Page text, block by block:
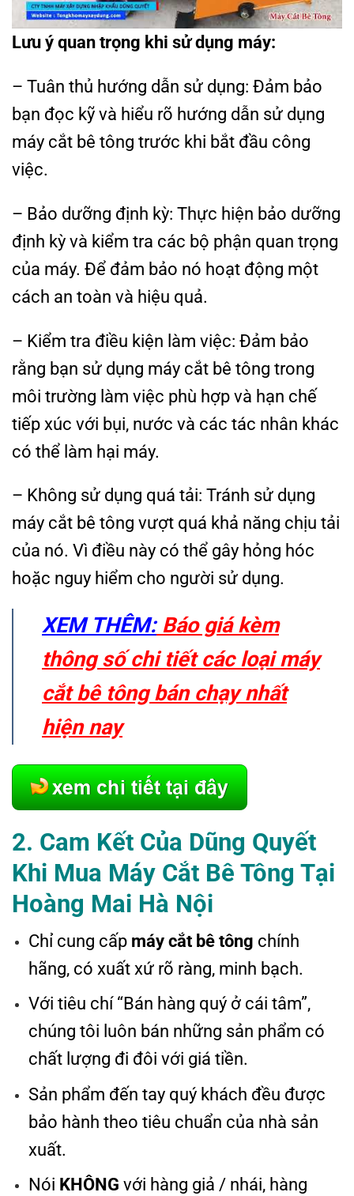
Lưu ý quan trọng khi sử dụng máy:
– Tuân thủ hướng dẫn sử dụng: Đảm bảo
bạn đọc kỹ và hiểu rõ hướng dẫn sử dụng
máy cắt bê tông trước khi bắt đầu công
việc.
– Bảo dưỡng định kỳ: Thực hiện bảo dưỡng
định kỳ và kiểm tra các bộ phận quan trọng
của máy. Để đảm bảo nó hoạt động một
cách an toàn và hiệu quả.
– Kiểm tra điều kiện làm việc: Đảm bảo
rằng bạn sử dụng máy cắt bê tông trong
môi trường làm việc phù hợp và hạn chế
tiếp xúc với bụi, nước và các tác nhân khác
có thể làm hại máy.
– Không sử dụng quá tải: Tránh sử dụng
máy cắt bê tông vượt quá khả năng chịu tải
của nó. Vì điều này có thể gây hỏng hóc
hoặc nguy hiểm cho người sử dụng.
XEM THÊM:Báo giá kèm
thông số chi tiết các loại máy
cắt bê tông bán chạy nhất
hiện nay
2. Cam Kết Của Dũng Quyết
Khi Mua Máy Cắt Bê Tông Tại
Hoàng Mai Hà Nội
Chỉ cung cấp máy cắt bê tông chính
hãng, có xuất xứ rõ ràng, minh bạch.
Với tiêu chí “Bán hàng quý ở cái tâm”,
chúng tôi luôn bán những sản phẩm có
chất lượng đi đôi với giá tiền.
Sản phẩm đến tay quý khách đều được
bảo hành theo tiêu chuẩn của nhà sản
xuất.
Nói KHÔNG với hàng giả / nhái, hàng